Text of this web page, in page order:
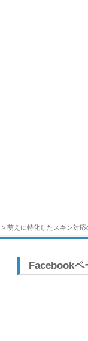
> 萌えに特化したスキン対
Facebookペ